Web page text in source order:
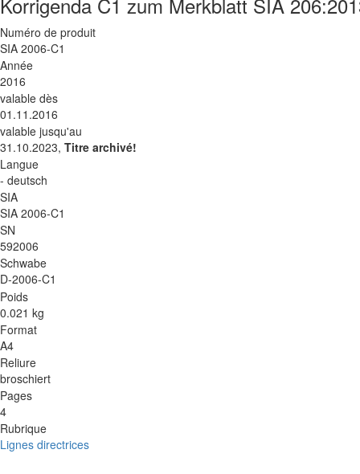
Numéro de produit
SIA 2006-C1
Année
2016
valable dès
01.11.2016
valable jusqu'au
31.10.2023, Titre archivé!
Langue
- deutsch
SIA
SIA 2006-C1
SN
592006
Schwabe
D-2006-C1
Poids
0.021 kg
Format
A4
Reliure
broschiert
Pages
4
Rubrique
Lignes directrices